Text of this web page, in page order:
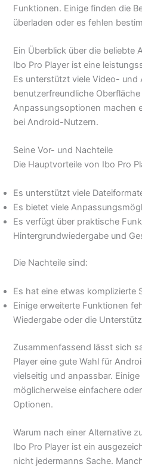
Funktionen. Einige finden die
überladen oder es fehlen
Ein Überblick über die beliebte
Ibo Pro Player ist eine
Es unterstützt viele Video- und
benutzerfreundliche
Anpassungsoptionen machen
bei Android-Nutzern.
Seine Vor- und Nachteile
Die Hauptvorteile von Ibo Pro
Es unterstützt viele
Es bietet viele
Es verfügt über praktische
Hintergrundwiedergabe und
Die Nachteile sind:
Es hat eine etwas komplizierte
Einige erweiterte Funktionen
Wiedergabe oder die
Zusammenfassend lässt sich
Player eine gute Wahl für
vielseitig und anpassbar.
möglicherweise einfachere
Optionen.
Warum nach einer Alternative
Ibo Pro Player ist ein
nicht jedermanns Sache.